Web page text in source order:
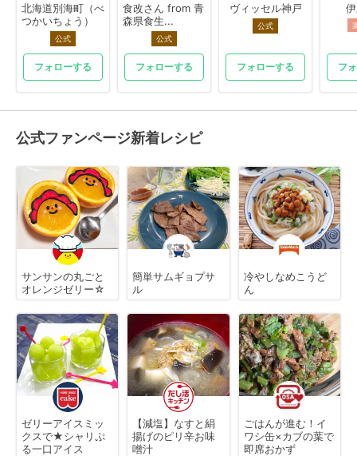
北海道別海町（べ
つかいちょう）
公式
フォローする
食改さん from 青
森県食生...
公式
フォローする
ヴィッセル神戸
公式
フォローする フ
公式ファンページ新着レシピ
サンサンの丸ごと
オレンジゼリー☆
簡単サムギョプサ
ル
冷やしなめこうど
ん
ゼリーアイスミッ
クスで★シャリぷ
る一口アイス
【減塩】なすと絹
揚げのピリ辛お味
噌汁
ごはんが進む！イ
ワシ缶×カブの葉で
即席おかず